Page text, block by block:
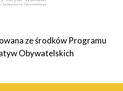
ze środków Programu
Obywatelskich